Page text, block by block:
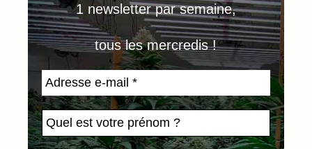
1 newsletter par semaine,
tous les mercredis !